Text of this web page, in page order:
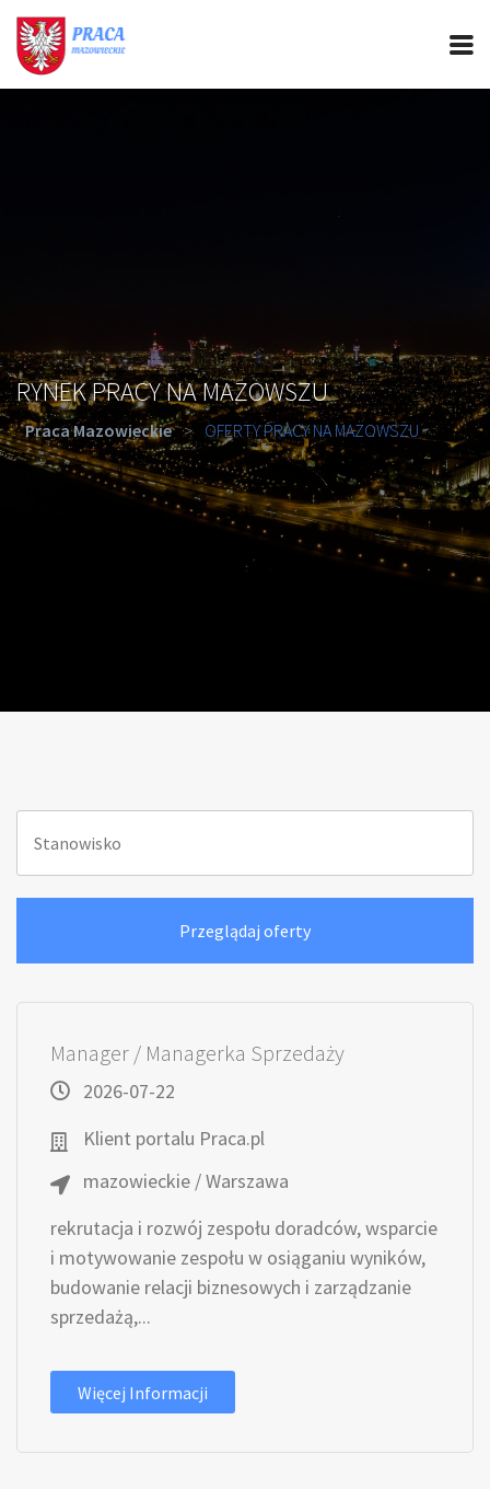
RYNEK PRACY NA MAZOWSZU
Praca Mazowieckie > OFERTY PRACY NA MAZOWSZU
Manager / Managerka Sprzedaży
2026-07-22
Klient portalu Praca.pl
mazowieckie / Warszawa
rekrutacja i rozwój zespołu doradców, wsparcie
i motywowanie zespołu w osiąganiu wyników,
budowanie relacji biznesowych i zarządzanie
sprzedażą,...
Więcej Informacji